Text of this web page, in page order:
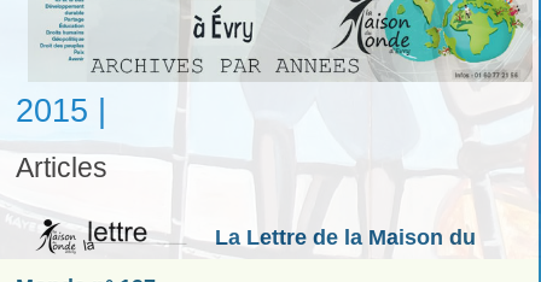
2015 |
Articles
La Lettre de la Maison du